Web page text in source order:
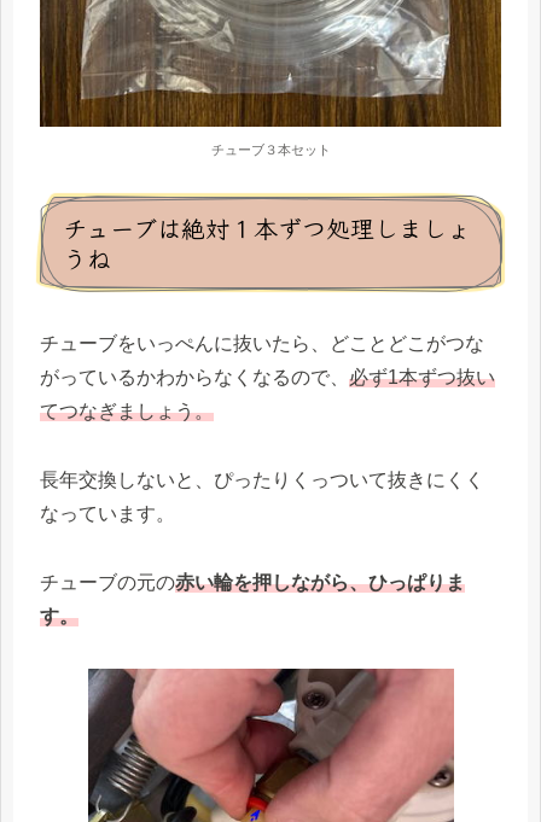
チューブ３本セット
チューブは絶対１本ずつ処理しましょ
うね
チューブをいっぺんに抜いたら、どことどこがつな
がっているかわからなくなるので、 必ず1本ずつ抜い
てつなぎましょう。
長年交換しないと、ぴったりくっついて抜きにくく
なっています。
チューブの元の赤い輪を押しながら、ひっぱりま
す。